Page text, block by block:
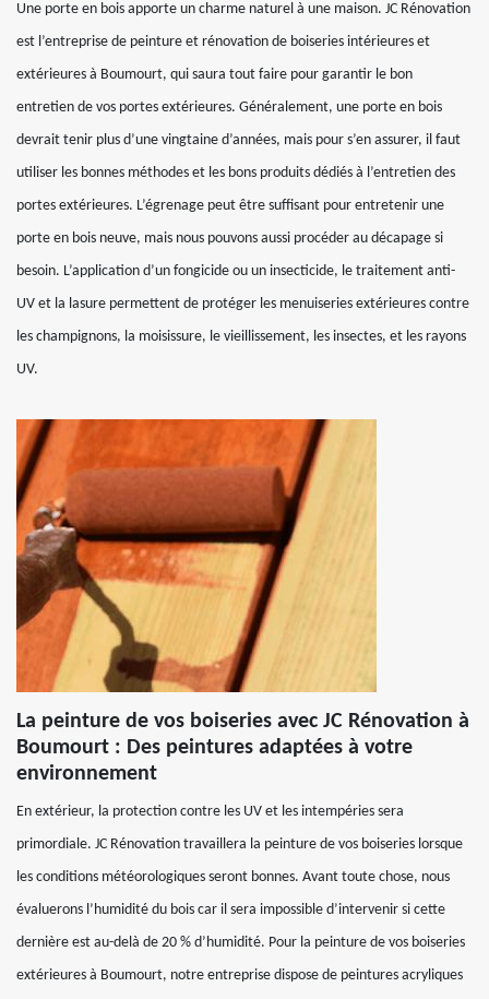
Une porte en bois apporte un charme naturel à une maison. JC Rénovation
est l’entreprise de peinture et rénovation de boiseries intérieures et
extérieures à Boumourt, qui saura tout faire pour garantir le bon
entretien de vos portes extérieures. Généralement, une porte en bois
devrait tenir plus d’une vingtaine d’années, mais pour s’en assurer, il faut
utiliser les bonnes méthodes et les bons produits dédiés à l’entretien des
portes extérieures. L’égrenage peut être suffisant pour entretenir une
porte en bois neuve, mais nous pouvons aussi procéder au décapage si
besoin. L’application d’un fongicide ou un insecticide, le traitement anti-
UV et la lasure permettent de protéger les menuiseries extérieures contre
les champignons, la moisissure, le vieillissement, les insectes, et les rayons
UV.
La peinture de vos boiseries avec JC Rénovation à
Boumourt : Des peintures adaptées à votre
environnement
En extérieur, la protection contre les UV et les intempéries sera
primordiale. JC Rénovation travaillera la peinture de vos boiseries lorsque
les conditions météorologiques seront bonnes. Avant toute chose, nous
évaluerons l’humidité du bois car il sera impossible d’intervenir si cette
dernière est au-delà de 20 % d’humidité. Pour la peinture de vos boiseries
extérieures à Boumourt, notre entreprise dispose de peintures acryliques